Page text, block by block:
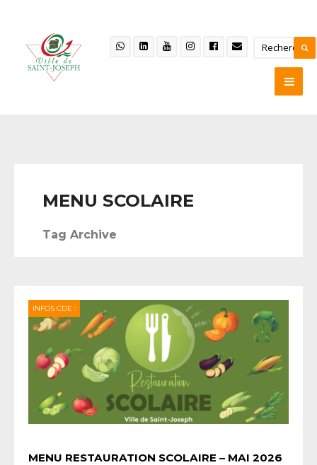
MENU SCOLAIRE
Tag Archive
INFOS CDE :
MENU RESTAURATION SCOLAIRE – MAI 2026